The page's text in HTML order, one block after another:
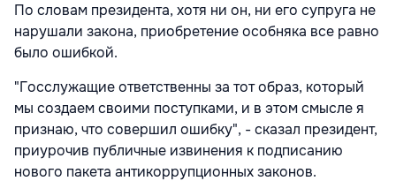
По словам президента, хотя ни он, ни его супруга не
нарушали закона, приобретение особняка все равно
было ошибкой.
"Госслужащие ответственны за тот образ, который
мы создаем своими поступками, и в этом смысле я
признаю, что совершил ошибку", - сказал президент,
приурочив публичные извинения к подписанию
нового пакета антикоррупционных законов.